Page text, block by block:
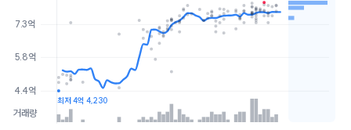
거래량
4.4억
5.8억
7.3억
최저 4억 4,230
호가 매물수